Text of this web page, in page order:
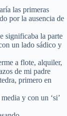
las primeras
por la ausencia de
significaba la parte
un lado sádico y
a flote, alquiler,
de mi padre
primero en
y con un ‘si’